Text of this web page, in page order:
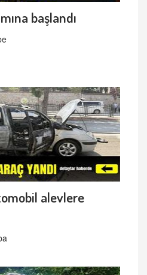
başlandı
alevlere